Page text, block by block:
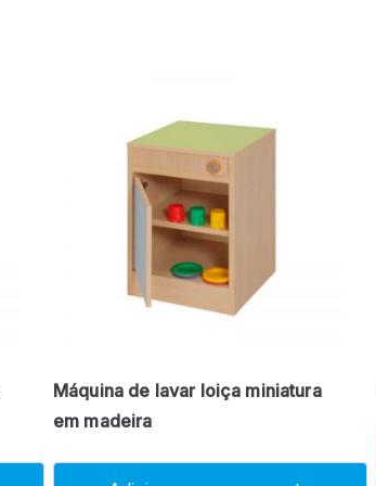
Máquina de lavar loiça miniatura
em madeira